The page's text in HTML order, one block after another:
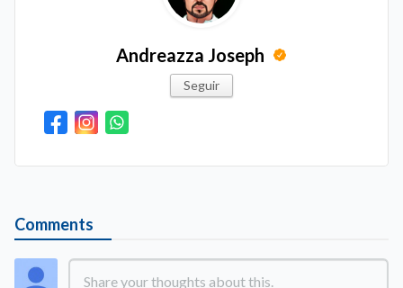
Andreazza Joseph
Seguir
Comments